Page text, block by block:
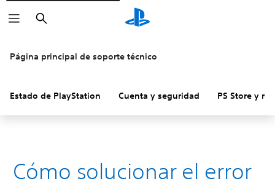
Buscar
Página principal de soporte técnico
Estado de PlayStation Cuenta y seguridad PS Store y
Cómo solucionar el error